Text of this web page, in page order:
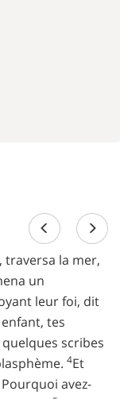
traversa la mer,
un
leur foi, dit
tes
scribes
4Et
avez-